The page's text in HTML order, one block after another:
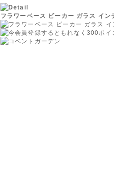
フラワーベース ビーカー ガラス イン